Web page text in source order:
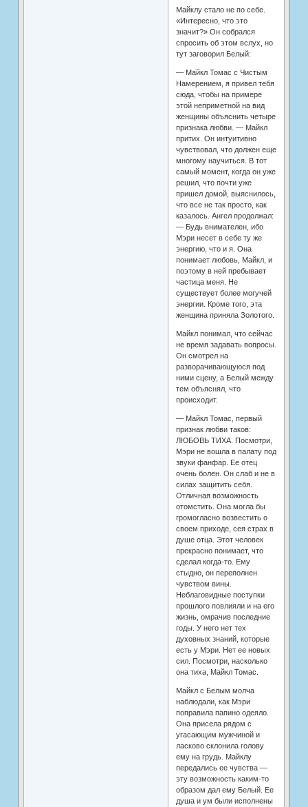
Майклу стало не по себе.
«Интересно, что это
значит?» Он собрался
спросить об этом вслух, но
тут заговорил Белый:
— Майкл Томас с Чистым
Намерением, я привел тебя
сюда, чтобы на примере
этой неприметной на вид
женщины объяснить четыре
признака любви. — Майкл
притих. Он интуитивно
чувствовал, что должен еще
многому научиться. В тот
самый момент, когда он уже
решил, что почти уже
пришел домой, выяснилось,
что все не так просто, как
казалось. Ангел продолжал:
— Будь внимателен, ибо
Мэри несет в себе ту же
энергию, что и я. Она
понимает любовь, Майкл, и
поэтому в ней пребывает
частица меня. Не
существует более могучей
энергии. Кроме того, эта
женщина приняла Золотого.
Майкл понимал, что сейчас
не время задавать вопросы.
Он смотрел на
разворачивающуюся под
ними сцену, а Белый между
тем объяснял, что
происходит.
— Майкл Томас, первый
признак любви таков:
ЛЮБОВЬ ТИХА. Посмотри,
Мэри не вошла в палату под
звуки фанфар. Ее отец
очень болен. Он слаб и не в
силах защитить себя.
Отличная возможность
отомстить. Она могла бы
громогласно возвестить о
своем приходе, сея страх в
душе отца. Этот человек
прекрасно понимает, что
сделал когда-то. Ему
стыдно, он переполнен
чувством вины.
Неблаговидные поступки
прошлого повлияли и на его
жизнь, омрачив последние
годы. У него нет тех
духовных знаний, которые
есть у Мэри. Нет ее новых
сил. Посмотри, насколько
она тиха, Майкл Томас.
Майкл с Белым молча
наблюдали, как Мэри
поправила папино одеяло.
Она присела рядом с
угасающим мужчиной и
ласково склонила голову
ему на грудь. Майклу
передались ее чувства —
эту возможность каким-то
образом дал ему Белый. Ее
душа и ум были исполнены